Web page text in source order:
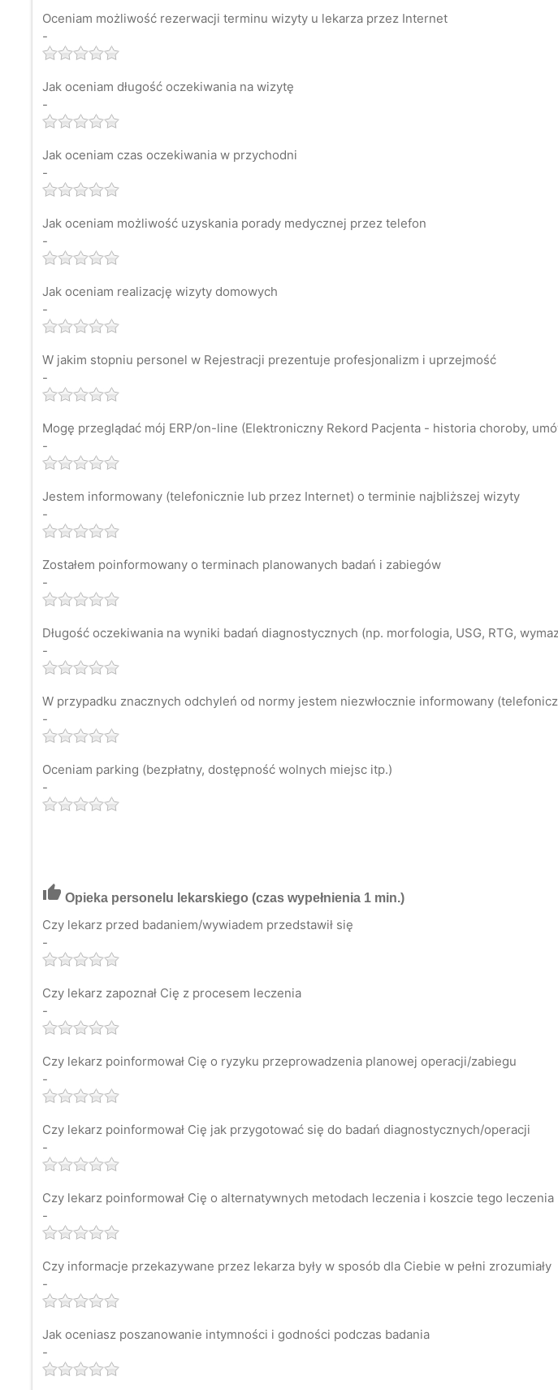
Oceniam możliwość rezerwacji terminu wizyty u lekarza przez Internet
-
Jak oceniam długość oczekiwania na wizytę
-
Jak oceniam czas oczekiwania w przychodni
-
Jak oceniam możliwość uzyskania porady medycznej przez telefon
-
Jak oceniam realizację wizyty domowych
-
W jakim stopniu personel w Rejestracji prezentuje profesjonalizm i uprzejmość
-
Mogę przeglądać mój ERP/on-line (Elektroniczny Rekord Pacjenta - historia choroby,
-
Jestem informowany (telefonicznie lub przez Internet) o terminie najbliższej wizyty
-
Zostałem poinformowany o terminach planowanych badań i zabiegów
-
Długość oczekiwania na wyniki badań diagnostycznych (np. morfologia, USG, RTG,
-
W przypadku znacznych odchyleń od normy jestem niezwłocznie informowany
-
Oceniam parking (bezpłatny, dostępność wolnych miejsc itp.)
-
thumb_up Opieka personelu lekarskiego (czas wypełnienia 1 min.)
Czy lekarz przed badaniem/wywiadem przedstawił się
-
Czy lekarz zapoznał Cię z procesem leczenia
-
Czy lekarz poinformował Cię o ryzyku przeprowadzenia planowej operacji/zabiegu
-
Czy lekarz poinformował Cię jak przygotować się do badań diagnostycznych/operacji
-
Czy lekarz poinformował Cię o alternatywnych metodach leczenia i koszcie tego leczenia
-
Czy informacje przekazywane przez lekarza były w sposób dla Ciebie w pełni zrozumiały
-
Jak oceniasz poszanowanie intymności i godności podczas badania
-